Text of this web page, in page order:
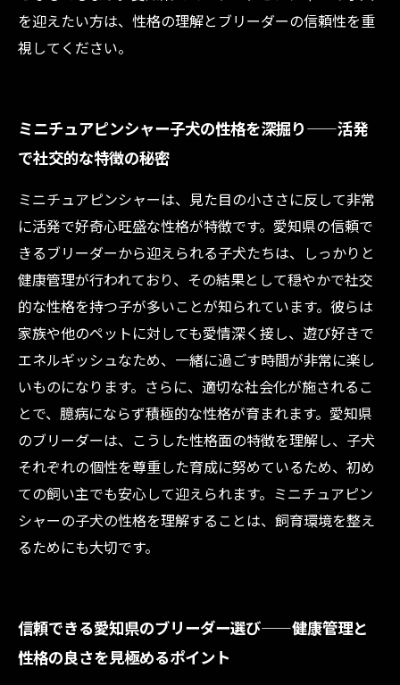
を迎えたい方は、性格の理解とブリーダーの信頼性を重
視してください。
ミニチュアピンシャー子犬の性格を深掘り——活発
で社交的な特徴の秘密
ミニチュアピンシャーは、見た目の小ささに反して非常
に活発で好奇心旺盛な性格が特徴です。愛知県の信頼で
きるブリーダーから迎えられる子犬たちは、しっかりと
健康管理が行われており、その結果として穏やかで社交
的な性格を持つ子が多いことが知られています。彼らは
家族や他のペットに対しても愛情深く接し、遊び好きで
エネルギッシュなため、一緒に過ごす時間が非常に楽し
いものになります。さらに、適切な社会化が施されるこ
とで、臆病にならず積極的な性格が育まれます。愛知県
のブリーダーは、こうした性格面の特徴を理解し、子犬
それぞれの個性を尊重した育成に努めているため、初め
ての飼い主でも安心して迎えられます。ミニチュアピン
シャーの子犬の性格を理解することは、飼育環境を整え
るためにも大切です。
信頼できる愛知県のブリーダー選び——健康管理と
性格の良さを見極めるポイント